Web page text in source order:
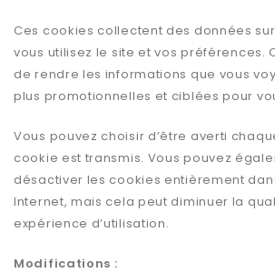
Ces cookies collectent des données
vous utilisez le site et vos préférences.
de rendre les informations que vous
plus promotionnelles et ciblées pour
Vous pouvez choisir d’être averti
cookie est transmis. Vous pouvez
désactiver les cookies entièrement
Internet, mais cela peut diminuer la
expérience d’utilisation.
Modifications :